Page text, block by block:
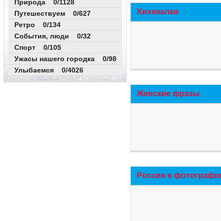
Природа 0/1128
Путешествуем 0/627
Ретро 0/134
События, люди 0/32
Спорт 0/105
Ужасы нашего городка 0/98
Улыбаемся 0/4026
Хихикалки
Женские фразы
Россия в